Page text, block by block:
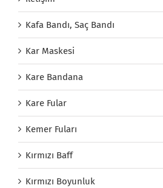
Kafa Bandı, Saç Bandı
Kar Maskesi
Kare Bandana
Kare Fular
Kemer Fuları
Kırmızı Baff
Kırmızı Boyunluk